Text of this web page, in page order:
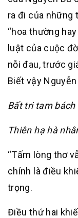
ra đi của những
“hoa thường
luật của cuộc
nỗi đau, trước
Biết vậy
Bất tri tam bách
Thiên hạ hà
“Tấm lòng thơ
chính là điều
trọng.
Điều thứ hai